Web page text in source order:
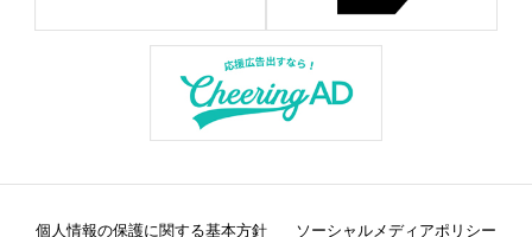
個人情報の保護に関する基本方針 ソーシャルメディアポリシー